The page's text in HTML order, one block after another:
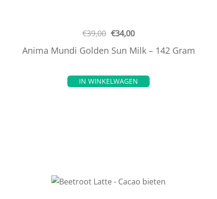
€39,00 €34,00
Anima Mundi Golden Sun Milk – 142 Gram
IN WINKELWAGEN